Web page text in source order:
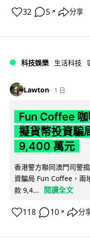
32 5 ↗ 分享
科技娛樂 生活科技
Lawton 1 日
Fun Coffee
擬貨幣投資騙
9,400 萬元
香港警方聯同澳門司警
資騙局 Fun Coffee，兩
款 9,4...
閱讀全文
118 10 ↗ 分